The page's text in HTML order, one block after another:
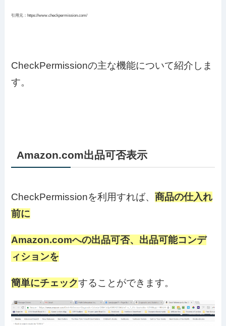
引用元：https://www.checkpermission.com/
CheckPermissionの主な機能について紹介しま
す。
Amazon.com出品可否表示
CheckPermissionを利用すれば、商品の仕入れ
前に
Amazon.comへの出品可否、出品可能コンデ
ィションを
簡単にチェックすることができます。